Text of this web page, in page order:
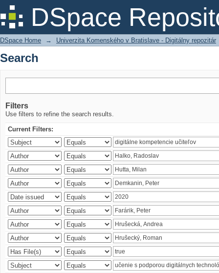
DSpace
Search
DSpace Home → Univerzita Komenského v Bratislave - Digitálny repozitár
Search
Filters
Use filters to refine the search results.
Current Filters: